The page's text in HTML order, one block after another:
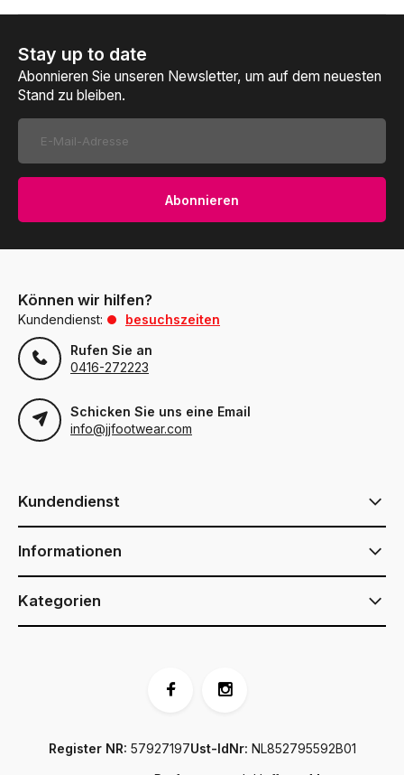
Stay up to date
Abonnieren Sie unseren Newsletter, um auf dem neuesten
Stand zu bleiben.
Abonnieren
Können wir hilfen?
Kundendienst:
besuchszeiten
Rufen Sie an
0416-272223
Schicken Sie uns eine Email
info@jjfootwear.com
Kundendienst
Informationen
Kategorien
Register NR: 57927197Ust-IdNr: NL852795592B01